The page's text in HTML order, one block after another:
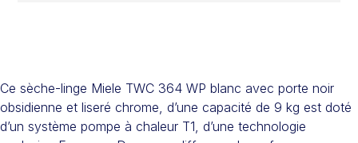
Ce sèche-linge Miele TWC 364 WP blanc avec porte noir
obsidienne et liseré chrome, d’une capacité de 9 kg est doté
d’un système pompe à chaleur T1, d’une technologie